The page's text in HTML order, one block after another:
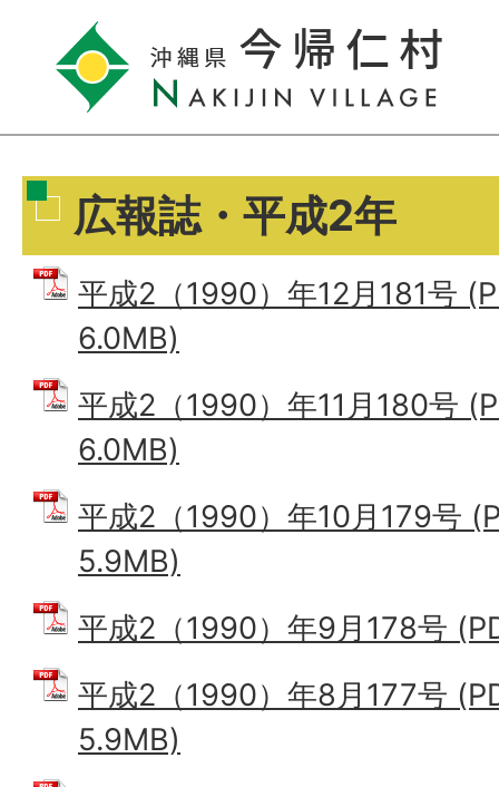
広報誌・平成2年
平成2（1990）年12月181号
6.0MB)
平成2（1990）年11月180号
6.0MB)
平成2（1990）年10月179号
5.9MB)
平成2（1990）年9月178号
平成2（1990）年8月177号
5.9MB)